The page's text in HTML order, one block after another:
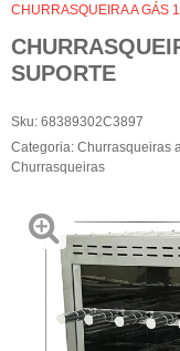
CHURRASQUEIRA A GÁS
SUPORTE
Sku: 68389302C3897
Categoria: Churrasqueiras
Churrasqueiras